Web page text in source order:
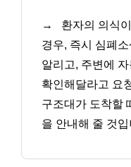
→
환자의 의식
경우, 즉시 심폐
알리고, 주변에
확인해달라고 요
구조대가 도착할
을 안내해 줄 것입